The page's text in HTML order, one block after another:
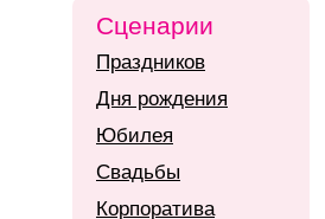
Сценарии
Праздников
Дня рождения
Юбилея
Свадьбы
Корпоратива